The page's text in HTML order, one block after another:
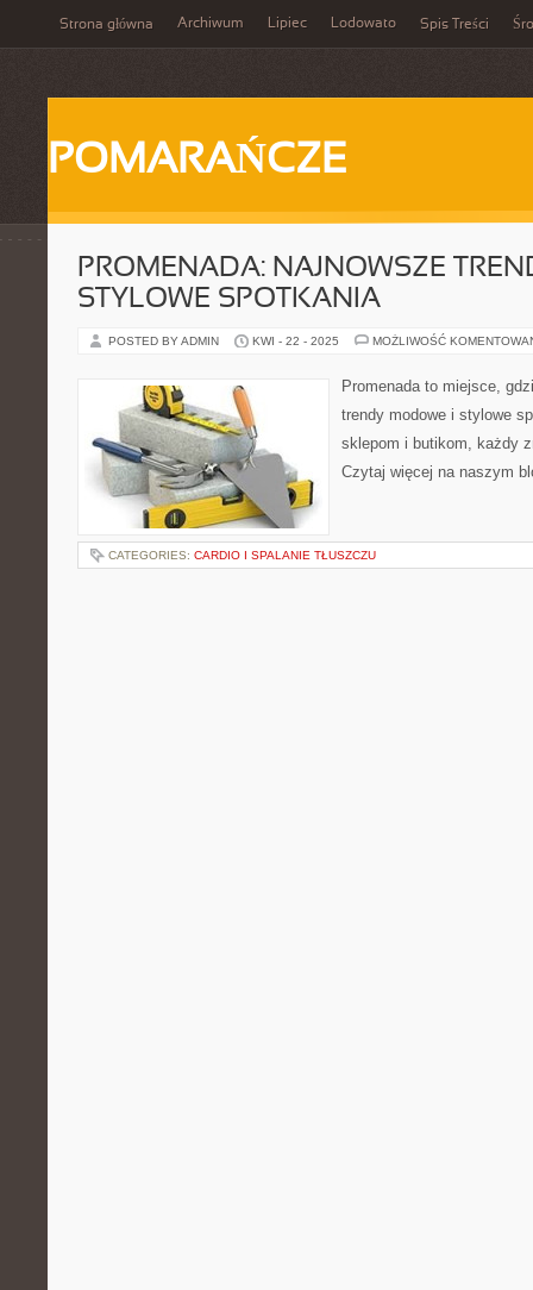
Strona główna Archiwum Lipiec Lodowato Spis Treści
POMARAŃCZE
PROMENADA: NAJNOWSZE
STYLOWE SPOTKANIA
POSTED BY ADMIN KWI - 22 - 2025 MOŻLIWOŚĆ
Promenada to miejsce,
trendy modowe i stylowe
sklepom i butikom, każdy
Czytaj więcej na naszym
CATEGORIES: CARDIO I SPALANIE TŁUSZCZU